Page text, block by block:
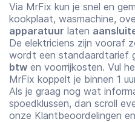
Via MrFix kun je snel en
kookplaat, wasmachine,
apparatuur laten
De elektriciens zijn vooraf
wordt een standaardtarief
btw en voorrijkosten. Vul
MrFix koppelt je binnen 1
Als je graag nog wat
spoedklussen, dan scroll
onze Klantbeoordelingen